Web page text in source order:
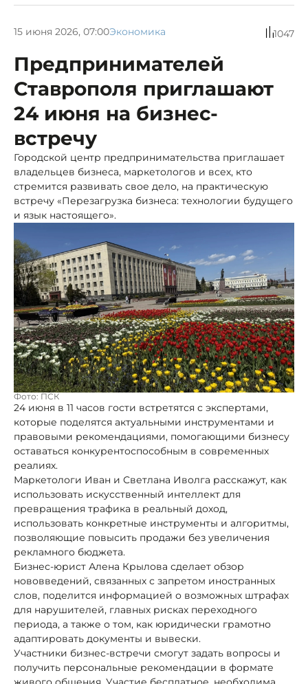
15 июня 2026, 07:00Экономика 1047
Предпринимателей
Ставрополя приглашают
24 июня на бизнес-
встречу
Городской центр предпринимательства приглашает
владельцев бизнеса, маркетологов и всех, кто
стремится развивать свое дело, на практическую
встречу «Перезагрузка бизнеса: технологии будущего
и язык настоящего».
Фото: ПСК
24 июня в 11 часов гости встретятся с экспертами,
которые поделятся актуальными инструментами и
правовыми рекомендациями, помогающими бизнесу
оставаться конкурентоспособным в современных
реалиях.
Маркетологи Иван и Светлана Иволга расскажут, как
использовать искусственный интеллект для
превращения трафика в реальный доход,
использовать конкретные инструменты и алгоритмы,
позволяющие повысить продажи без увеличения
рекламного бюджета.
Бизнес-юрист Алена Крылова сделает обзор
нововведений, связанных с запретом иностранных
слов, поделится информацией о возможных штрафах
для нарушителей, главных рисках переходного
периода, а также о том, как юридически грамотно
адаптировать документы и вывески.
Участники бизнес-встречи смогут задать вопросы и
получить персональные рекомендации в формате